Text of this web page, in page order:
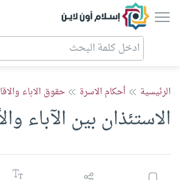
إسلام أون لاين
الرئيسية أحكام الاسرة حقوق الاباء
الاستئذان بين الآباء